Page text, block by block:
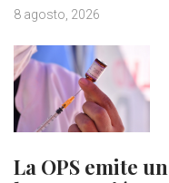
8 agosto, 2026
La OPS emite